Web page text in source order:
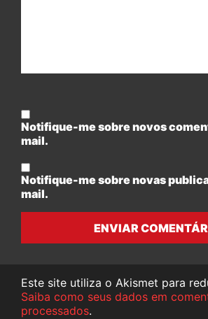
Notifique-me sobre novos
mail.
Notifique-me sobre novas
mail.
ENVIAR
Este site utiliza o Akismet para
Saiba como seus dados em
processados.